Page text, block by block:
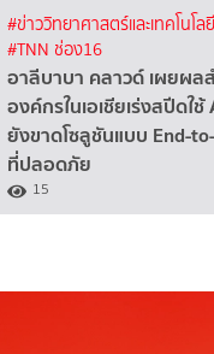
#ข่าววิทยาศาสตร์และเทคโนโลยี
#TNN ช่อง16
อาลีบาบา คลาวด์ เผยผล
องค์กรในเอเชียเร่งสปีดใช้
ยังขาดโซลูชันแบบ End-
ที่ปลอดภัย
15